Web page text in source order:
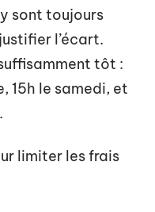
sont toujours
l’écart.
tôt :
15h le samedi, et
limiter les frais